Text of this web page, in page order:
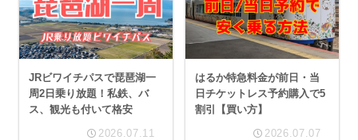
JRビワイチパスで琵琶湖一
周2日乗り放題！私鉄、バ
ス、観光も付いて格安
2026.07.11
はるか特急料金が前日・当
日チケットレス予約購入で5
割引【買い方】
2026.07.07